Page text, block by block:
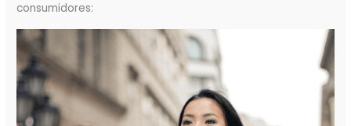
consumidores: